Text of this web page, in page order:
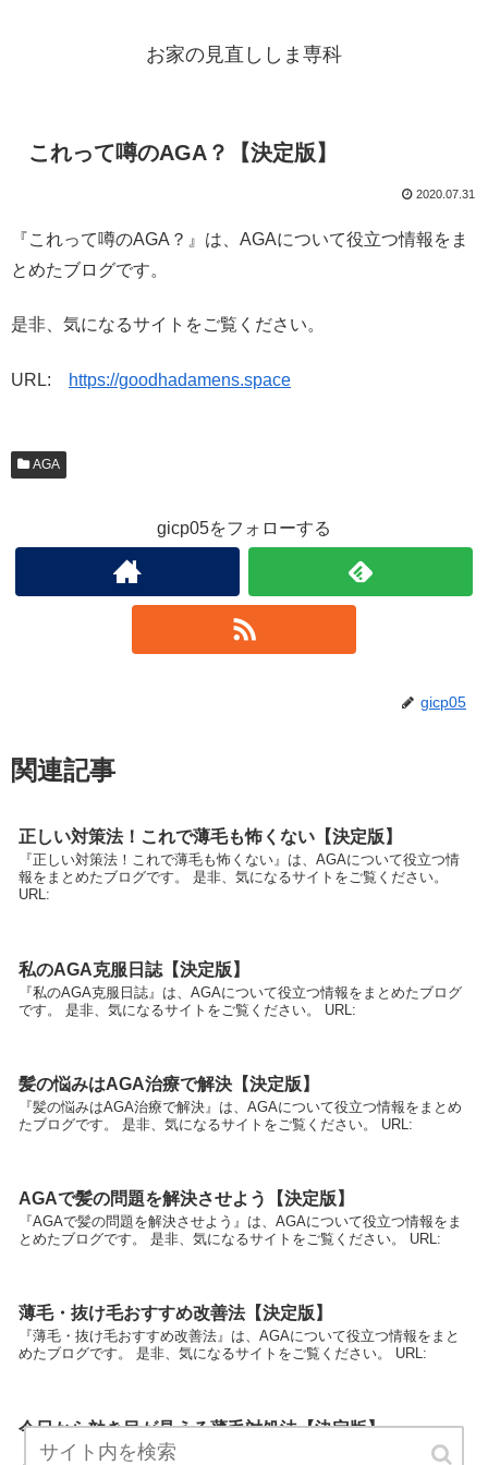
お家の見直ししま専科
これって噂のAGA？【決定版】
2020.07.31
『これって噂のAGA？』は、AGAについて役立つ情報をま
とめたブログです。
是非、気になるサイトをご覧ください。
URL: https://goodhadamens.space
AGA
gicp05をフォローする
gicp05
関連記事
正しい対策法！これで薄毛も怖くない【決定版】
『正しい対策法！これで薄毛も怖くない』は、AGAについて役立つ情
報をまとめたブログです。 是非、気になるサイトをご覧ください。
URL:
私のAGA克服日誌【決定版】
『私のAGA克服日誌』は、AGAについて役立つ情報をまとめたブログ
です。 是非、気になるサイトをご覧ください。 URL:
髪の悩みはAGA治療で解決【決定版】
『髪の悩みはAGA治療で解決』は、AGAについて役立つ情報をまとめ
たブログです。 是非、気になるサイトをご覧ください。 URL:
AGAで髪の問題を解決させよう【決定版】
『AGAで髪の問題を解決させよう』は、AGAについて役立つ情報をま
とめたブログです。 是非、気になるサイトをご覧ください。 URL:
薄毛・抜け毛おすすめ改善法【決定版】
『薄毛・抜け毛おすすめ改善法』は、AGAについて役立つ情報をまと
めたブログです。 是非、気になるサイトをご覧ください。 URL:
今日から効き目が見える薄毛対処法【決定版】
『今日から効き目が見える薄毛対処法』は、AGAについて役立つ情報